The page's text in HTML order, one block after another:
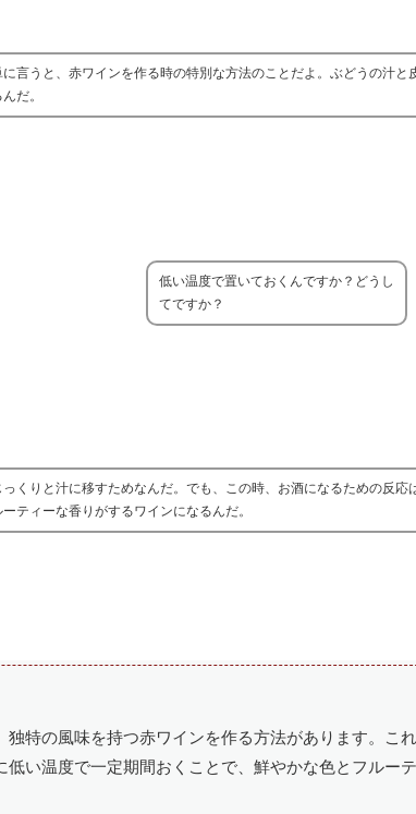
言うと、赤ワインを作る時の特別な方法のことだよ。ぶどうの汁と
だ。
低い温度で置いておくんですか？どうし
てですか？
くりと汁に移すためなんだ。でも、この時、お酒になるための反応
ティーな香りがするワインになるんだ。
特の風味を持つ赤ワインを作る方法があります。こ
い温度で一定期間おくことで、鮮やかな色とフルー